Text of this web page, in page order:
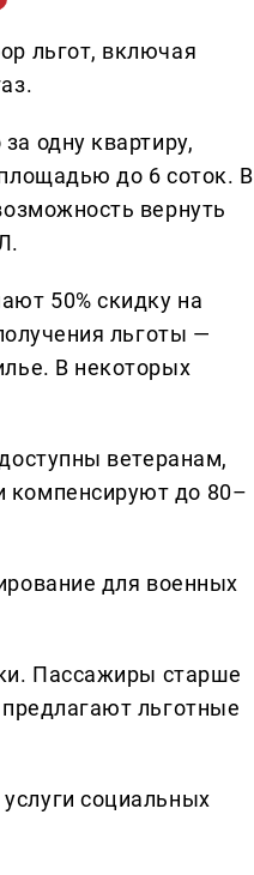
льгот, включая
одну квартиру,
до 6 соток. В
вернуть
50% скидку на
льготы —
В некоторых
ветеранам,
компенсируют до 80–
для военных
Пассажиры старше
льготные
социальных